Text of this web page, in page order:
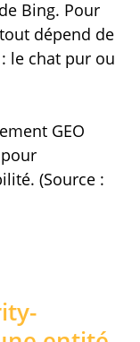
Bing. Pour
dépend de
le chat pur ou
GEO
(Source :